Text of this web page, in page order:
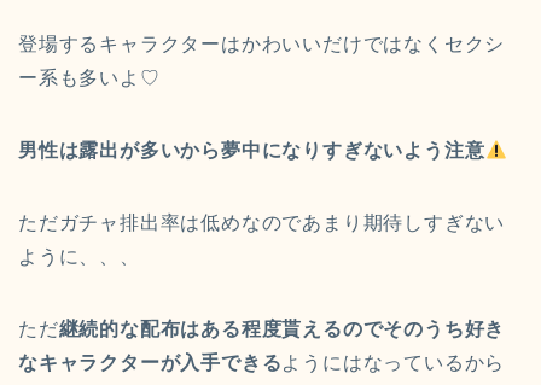
登場するキャラクターはかわいいだけではなくセクシ
ー系も多いよ♡
男性は露出が多いから夢中になりすぎないよう注意
ただガチャ排出率は低めなのであまり期待しすぎない
ように、、、
ただ継続的な配布はある程度貰えるのでそのうち好き
なキャラクターが入手できるようにはなっているから